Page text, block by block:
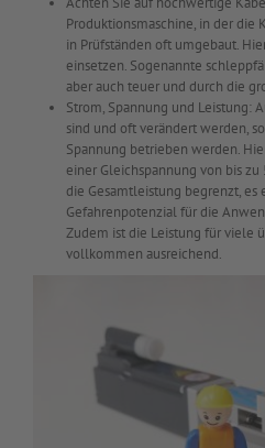
Produktionsmaschine, in der
in Prüfständen oft umgebaut.
einsetzen. Sogenannte
aber auch teuer und durch die
Strom, Spannung und Leistung:
sind und oft verändert werden,
Spannung betrieben werden.
einer Gleichspannung von bis zu
die Gesamtleistung begrenzt,
Gefahrenpotenzial für die
Zudem ist die Leistung für viele
vollkommen ausreichend.